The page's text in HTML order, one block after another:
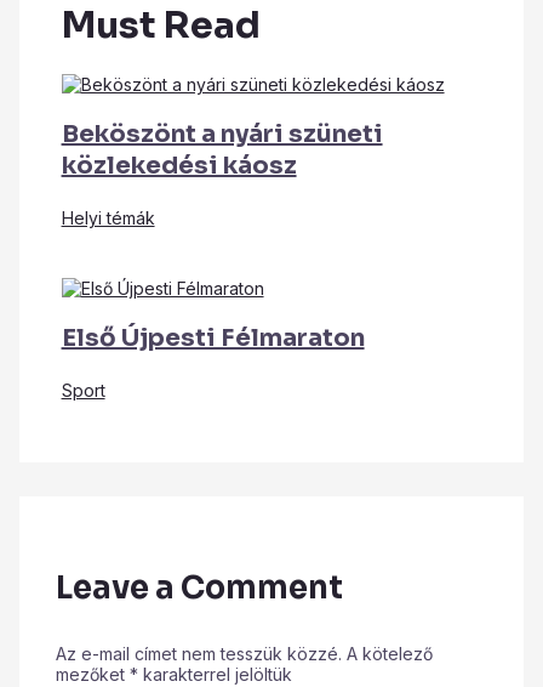
Must Read
Beköszönt a nyári szüneti
közlekedési káosz
Helyi témák
Első Újpesti Félmaraton
Sport
Leave a Comment
Az e-mail címet nem tesszük közzé. A kötelező
mezőket * karakterrel jelöltük